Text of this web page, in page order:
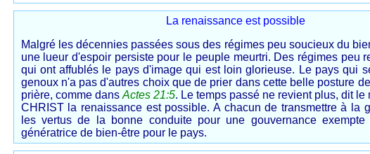
La renaissance est possible
Malgré les décennies passées sous des régimes peu soucieux du
une lueur d'espoir persiste pour le peuple meurtri. Des régimes peu
qui ont affublés le pays d'image qui est loin glorieuse. Le pays qui
genoux n'a pas d'autres choix que de prier dans cette belle posture
prière, comme dans Actes 21:5. Le temps passé ne revient plus, dit le
CHRIST la renaissance est possible. A chacun de transmettre à la
les vertus de la bonne conduite pour une gouvernance
génératrice de bien-être pour le pays.